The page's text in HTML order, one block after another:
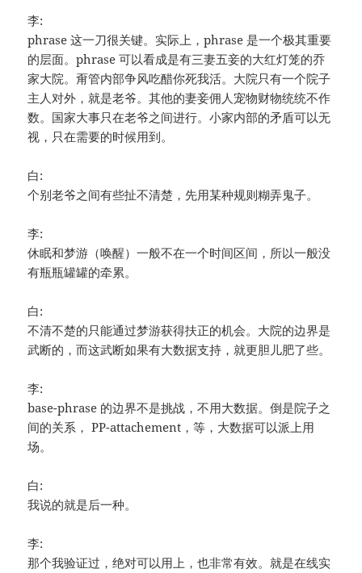
李:
phrase 这一刀很关键。实际上，phrase 是一个极其重要
的层面。phrase 可以看成是有三妻五妾的大红灯笼的乔
家大院。甭管内部争风吃醋你死我活。大院只有一个院子
主人对外，就是老爷。其他的妻妾佣人宠物财物统统不作
数。国家大事只在老爷之间进行。小家内部的矛盾可以无
视，只在需要的时候用到。
白:
个别老爷之间有些扯不清楚，先用某种规则糊弄鬼子。
李:
休眠和梦游（唤醒）一般不在一个时间区间，所以一般没
有瓶瓶罐罐的牵累。
白:
不清不楚的只能通过梦游获得扶正的机会。大院的边界是
武断的，而这武断如果有大数据支持，就更胆儿肥了些。
李:
base-phrase 的边界不是挑战，不用大数据。倒是院子之
间的关系， PP-attachement，等，大数据可以派上用
场。
白:
我说的就是后一种。
李:
那个我验证过，绝对可以用上，也非常有效。就是在线实